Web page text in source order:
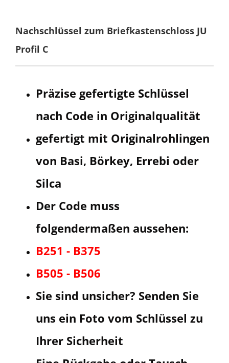
Nachschlüssel zum Briefkastenschloss JU
Profil C
Präzise gefertigte Schlüssel
nach Code in Originalqualität
gefertigt mit Originalrohlingen
von Basi, Börkey, Errebi oder
Silca
Der Code muss
folgendermaßen aussehen:
B251 - B375
B505 - B506
Sie sind unsicher? Senden Sie
uns ein Foto vom Schlüssel zu
Ihrer Sicherheit